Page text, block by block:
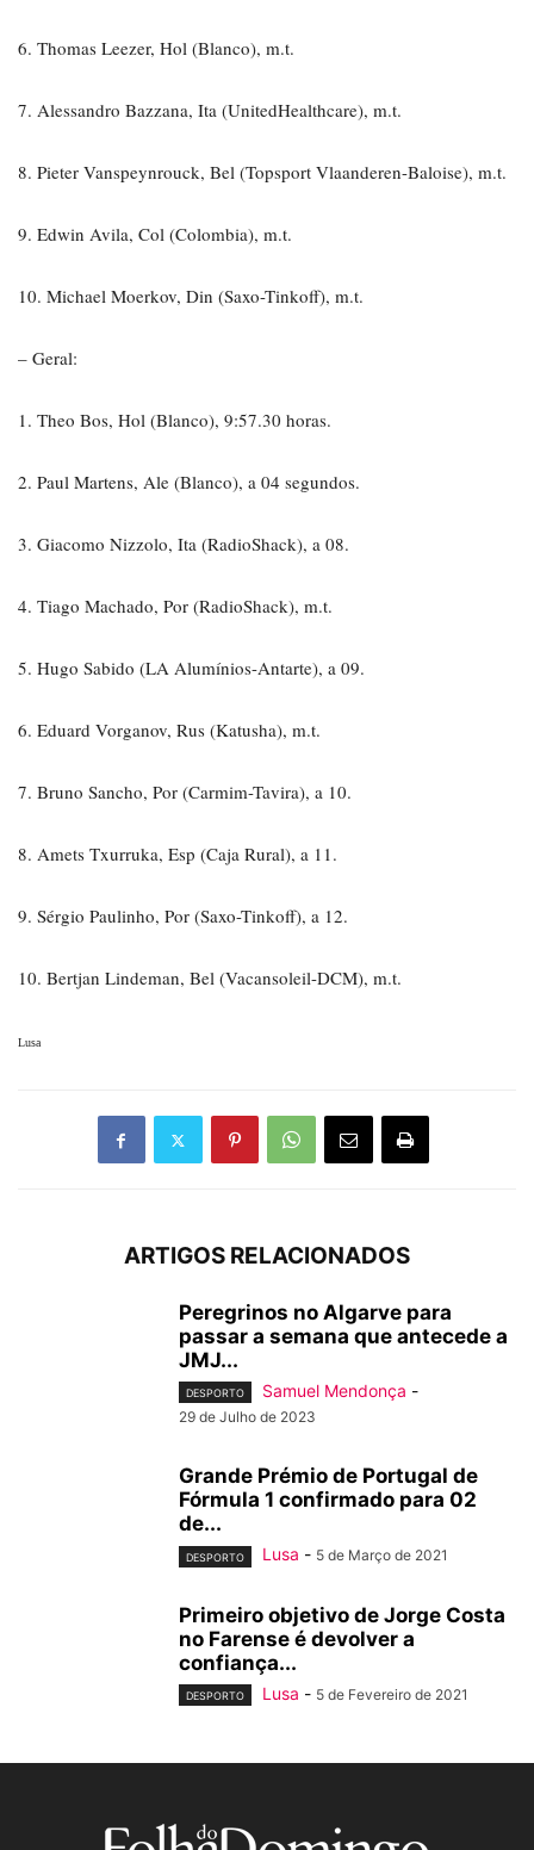
6. Thomas Leezer, Hol (Blanco), m.t.
7. Alessandro Bazzana, Ita (UnitedHealthcare), m.t.
8. Pieter Vanspeynrouck, Bel (Topsport Vlaanderen-Baloise), m.t.
9. Edwin Avila, Col (Colombia), m.t.
10. Michael Moerkov, Din (Saxo-Tinkoff), m.t.
– Geral:
1. Theo Bos, Hol (Blanco), 9:57.30 horas.
2. Paul Martens, Ale (Blanco), a 04 segundos.
3. Giacomo Nizzolo, Ita (RadioShack), a 08.
4. Tiago Machado, Por (RadioShack), m.t.
5. Hugo Sabido (LA Alumínios-Antarte), a 09.
6. Eduard Vorganov, Rus (Katusha), m.t.
7. Bruno Sancho, Por (Carmim-Tavira), a 10.
8. Amets Txurruka, Esp (Caja Rural), a 11.
9. Sérgio Paulinho, Por (Saxo-Tinkoff), a 12.
10. Bertjan Lindeman, Bel (Vacansoleil-DCM), m.t.
Lusa
ARTIGOS RELACIONADOS
Peregrinos no Algarve para
passar a semana que antecede a
JMJ...
DESPORTO Samuel Mendonça -
29 de Julho de 2023
Grande Prémio de Portugal de
Fórmula 1 confirmado para 02
de...
DESPORTO Lusa - 5 de Março de 2021
Primeiro objetivo de Jorge Costa
no Farense é devolver a
confiança...
DESPORTO Lusa - 5 de Fevereiro de 2021